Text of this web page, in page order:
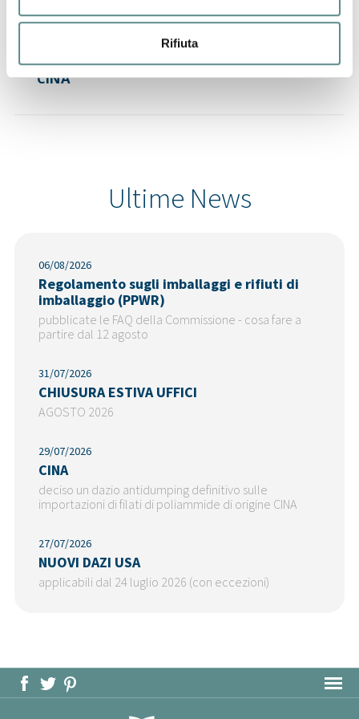
Rifiuta
CINA
Ultime News
06/08/2026
Regolamento sugli imballaggi e rifiuti di
imballaggio (PPWR)
pubblicate le FAQ della Commissione - cosa fare a
partire dal 12 agosto
31/07/2026
CHIUSURA ESTIVA UFFICI
AGOSTO 2026
29/07/2026
CINA
deciso un dazio antidumping definitivo sulle
importazioni di filati di poliammide di origine CINA
27/07/2026
NUOVI DAZI USA
applicabili dal 24 luglio 2026 (con eccezioni)